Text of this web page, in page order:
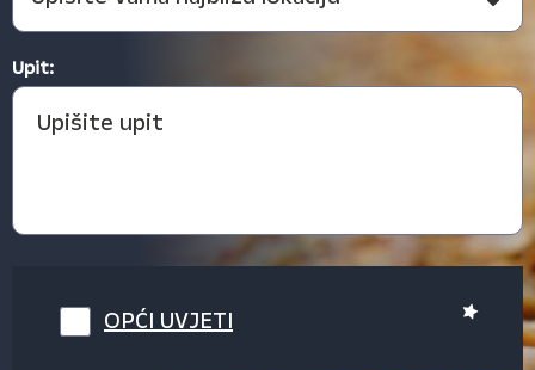
Upit:
OPĆI UVJETI